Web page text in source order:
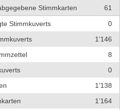
Stimmkarten
61
Stimmkuverts
0
1’146
8
0
1’138
1’164